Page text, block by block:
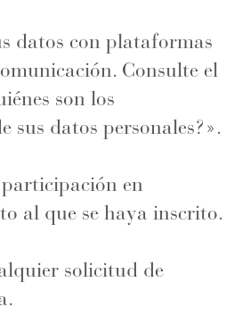
datos con plataformas
Consulte el
son los
sus datos personales?».
en
al que se haya inscrito.
solicitud de